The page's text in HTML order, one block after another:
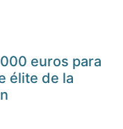
euros para
élite de la